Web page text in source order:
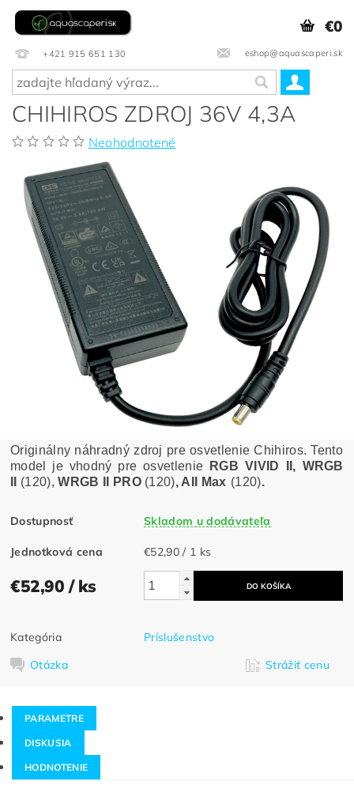
+421 915 651 130 eshop@aquascaperi.sk
€0
CHIHIROS ZDROJ 36V 4,3A
Neohodnotené
Originálny náhradný zdroj pre osvetlenie Chihiros. Tento
model je vhodný pre osvetlenie
RGB VIVID II, WRGB
(120), WRGB II PRO (120), AII Max (120).
Dostupnosť Skladom u dodávateľa
Jednotková cena €52,90 / 1 ks
€52,90 / ks
Kategória
Príslušenstvo
Otázka
Strážiť cenu
PARAMETRE
DISKUSIA
HODNOTENIE